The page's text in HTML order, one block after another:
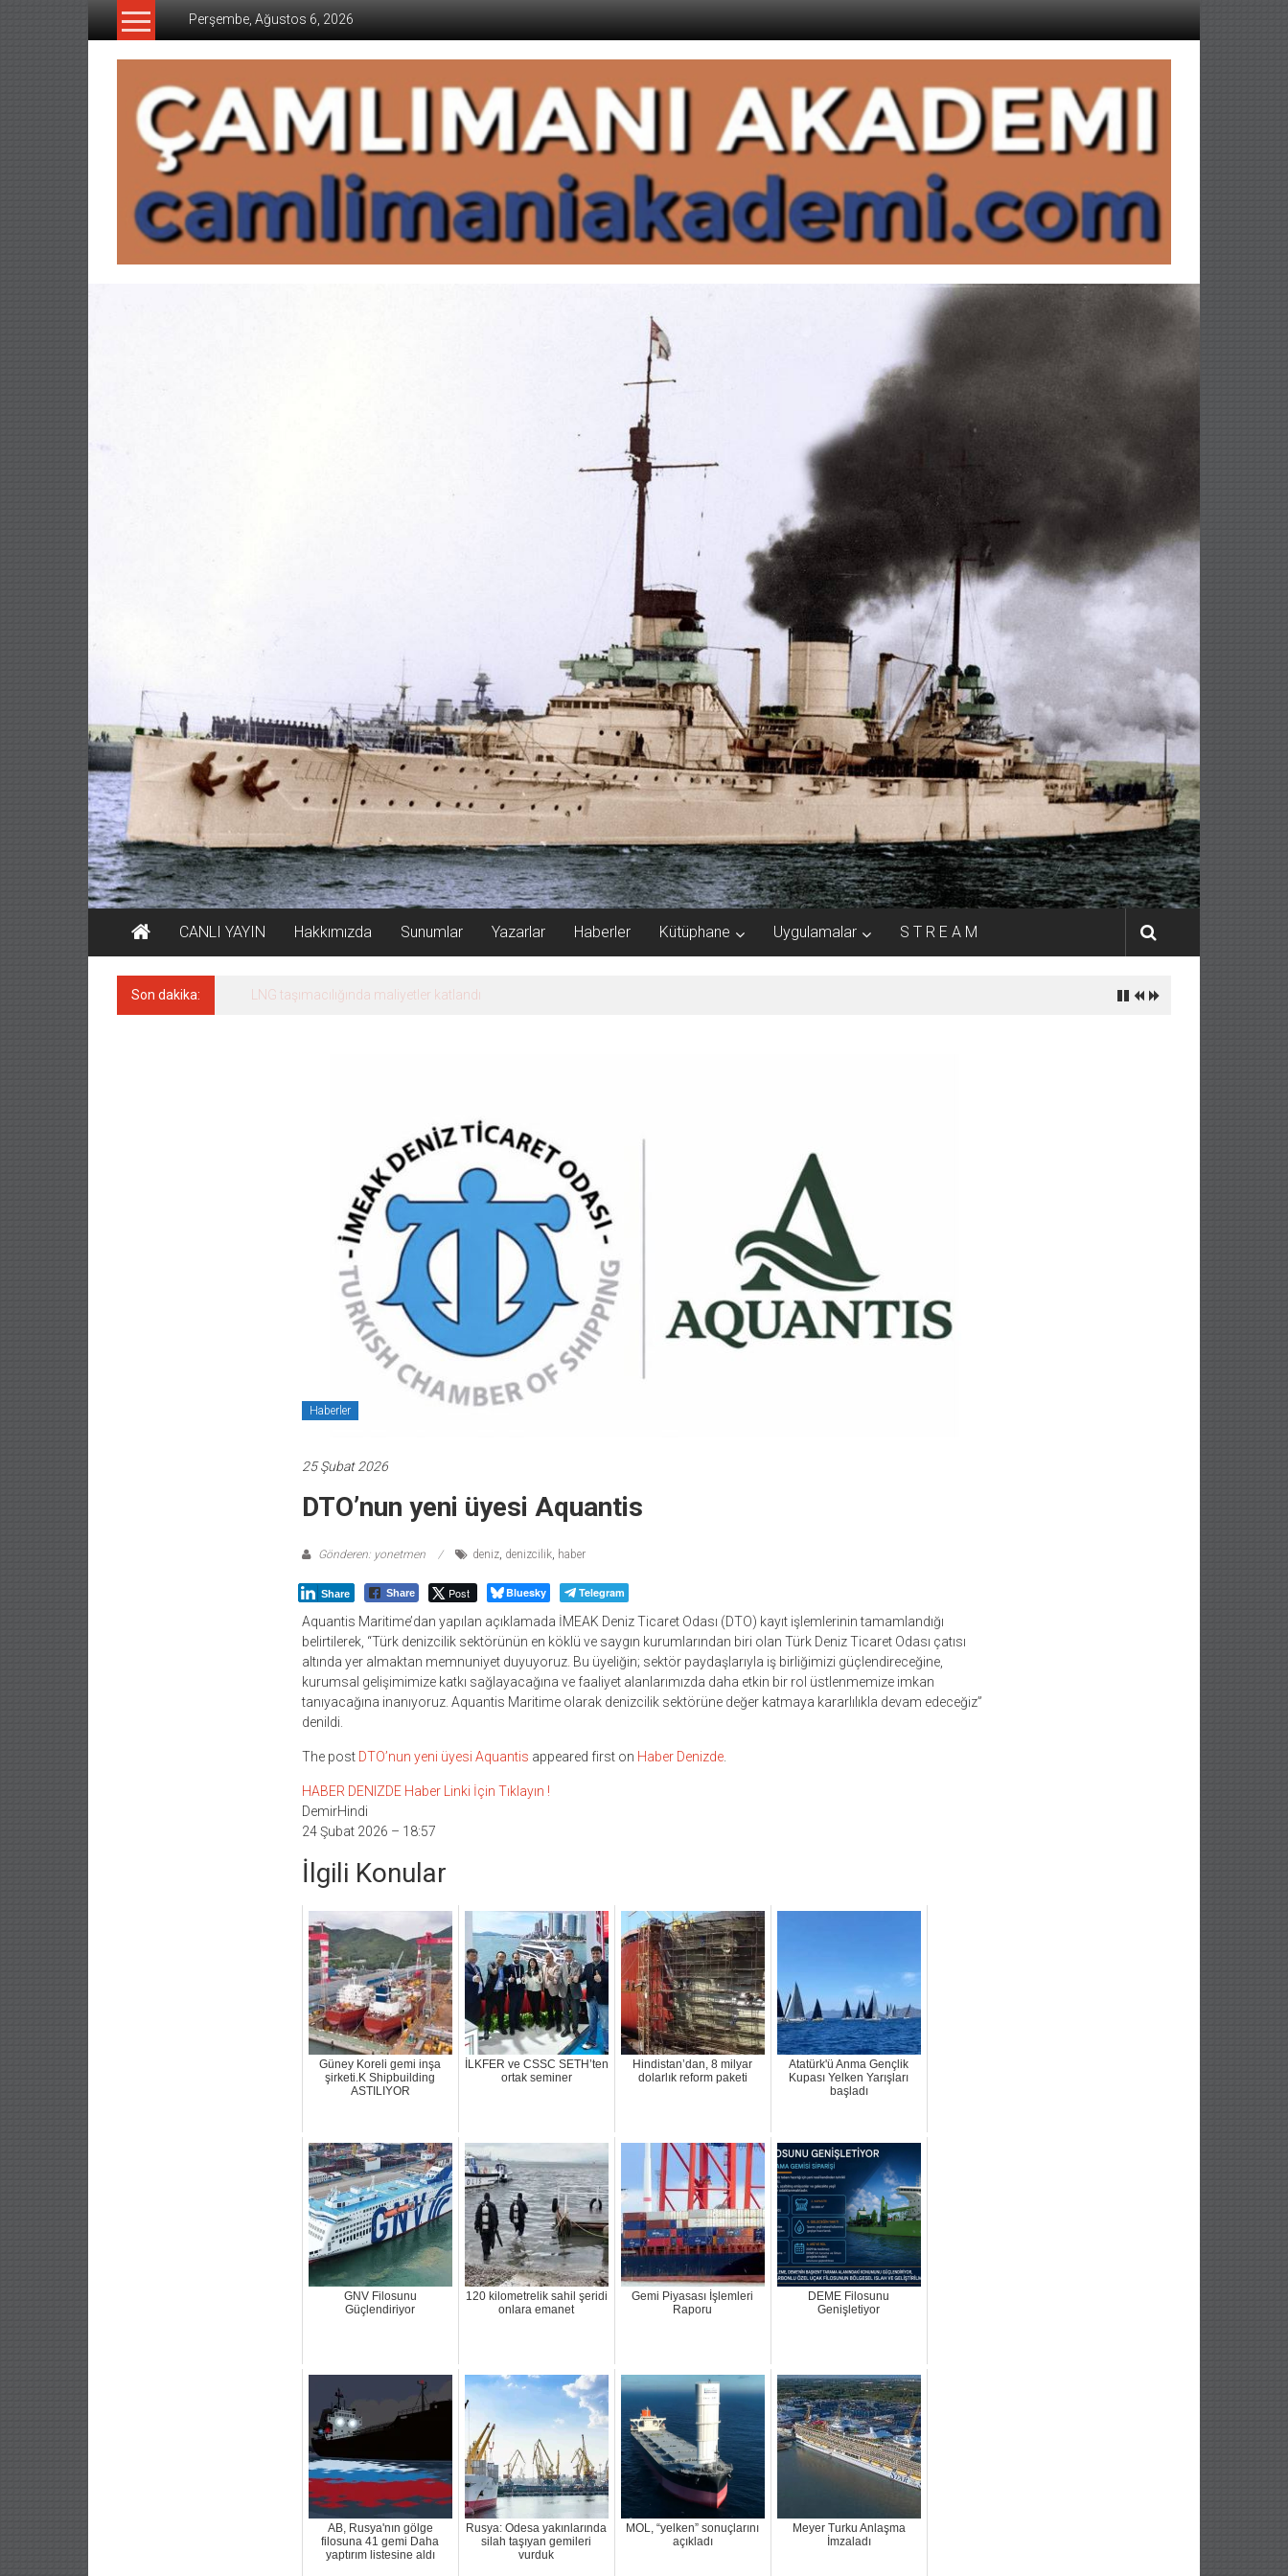
İçeriğe
Perşembe, Ağustos 6, 2026
CAMLIMANI
AKADEMI
CANLI YAYIN Hakkımızda Sunumlar Yazarlar Haberler Kütüphane Uygulamalar S T R E A M
Son dakika: LNG taşımacılığında maliyetler katlandı
Haberler
25 Şubat 2026
DTO’nun yeni üyesi Aquantis
Gönderen: yonetmen deniz, denizcilik, haber
Share Share Post Bluesky Telegram
Aquantis Maritime’dan yapılan açıklamada İMEAK Deniz Ticaret Odası (DTO) kayıt işlemlerinin tamamlandığı
belirtilerek, “Türk denizcilik sektörünün en köklü ve saygın kurumlarından biri olan Türk Deniz Ticaret Odası çatısı
altında yer almaktan memnuniyet duyuyoruz. Bu üyeliğin; sektör paydaşlarıyla iş birliğimizi güçlendireceğine,
kurumsal gelişimimize katkı sağlayacağına ve faaliyet alanlarımızda daha etkin bir rol üstlenmemize imkan
tanıyacağına inanıyoruz. Aquantis Maritime olarak denizcilik sektörüne değer katmaya kararlılıkla devam edeceğiz”
denildi.
The post DTO’nun yeni üyesi Aquantis appeared first on Haber Denizde.
HABER DENIZDE Haber Linki İçin Tıklayın !
DemirHindi
24 Şubat 2026 – 18:57
İlgili Konular
Güney Koreli gemi inşa
şirketi.K Shipbuilding
ASTILIYOR
İLKFER ve CSSC SETH’ten
ortak seminer
Hindistan’dan, 8 milyar
dolarlık reform paketi
Atatürk'ü Anma Gençlik
Kupası Yelken Yarışları
başladı
GNV Filosunu
Güçlendiriyor
120 kilometrelik sahil şeridi
onlara emanet
Gemi Piyasası İşlemleri
Raporu
DEME Filosunu
Genişletiyor
AB, Rusya'nın gölge
filosuna 41 gemi Daha
yaptırım listesine aldı
Rusya: Odesa yakınlarında
silah taşıyan gemileri
vurduk
MOL, “yelken” sonuçlarını
açıkladı
Meyer Turku Anlaşma
İmzaladı